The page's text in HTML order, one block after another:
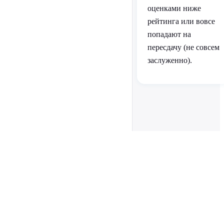
оценками ниже
рейтинга или вовсе
попадают на
пересдачу (не совсем
заслуженно).